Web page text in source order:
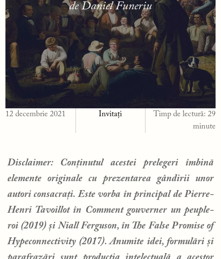
de Daniel Funeriu
12 decembrie 2021 Invitați Timp de lectură: 29
minute
Disclaimer: Conținutul acestei prelegeri îmbină
elemente originale cu prezentarea gândirii unor
autori consacrați. Este vorba în principal de Pierre-
Henri Tavoillot în Comment gouverner un peuple-
roi (2019) și Niall Ferguson, în The False Promise of
Hypeconnectivity (2017). Anumite idei, formulări și